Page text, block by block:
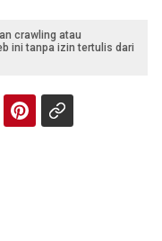
crawling atau
ini tanpa izin tertulis dari